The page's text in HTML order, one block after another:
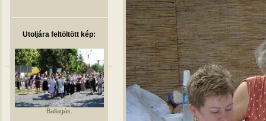
Utoljára feltöltött kép:
Ballagás.